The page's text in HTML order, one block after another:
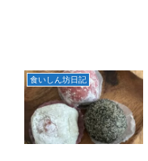
食いしん坊日記